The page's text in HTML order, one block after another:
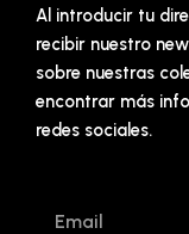
Al introducir tu
recibir nuestro
sobre nuestras
encontrar más
redes sociales.